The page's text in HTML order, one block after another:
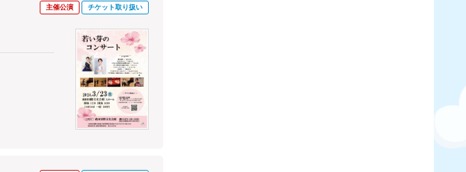
主催公演 チケット取り扱い